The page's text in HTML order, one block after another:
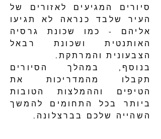
סיורים המגיעים לאזורים של
העיר שלבד כנראה לא תגיעו
אליהם - כמו שכונת גרסיה
האותנטית ושכונת רבאל
הצבעונית והמרתקת.
בנוסף, במהלך הסיורים
תקבלו מהמדריכות את
הטיפים וההמלצות הטובות
ביותר בכל התחומים להמשך
השהייה שלכם בברצלונה.